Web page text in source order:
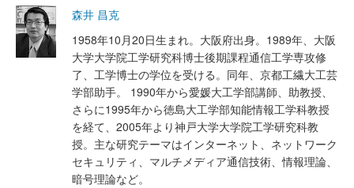
森井 昌克
1958年10月20日生まれ。大阪府出身。1989年、大阪
大学大学院工学研究科博士後期課程通信工学専攻修
了、工学博士の学位を受ける。同年、京都工繊大工芸
学部助手。 1990年から愛媛大工学部講師、助教授、
さらに1995年から徳島大工学部知能情報工学科教授
を経て、2005年より神戸大学大学院工学研究科教
授。主な研究テーマはインターネット、ネットワーク
セキュリティ、マルチメディア通信技術、情報理論、
暗号理論など。